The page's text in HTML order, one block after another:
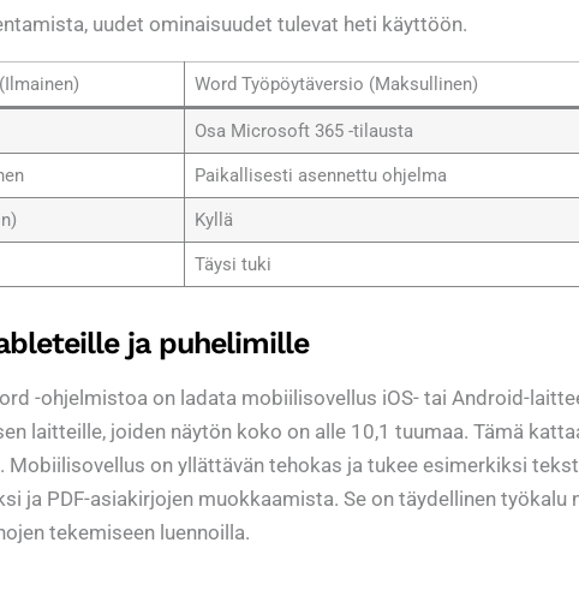
uudet ominaisuudet tulevat heti käyttöön.
Word Työpöytäversio (Maksullinen)
Osa Microsoft 365 -tilausta
Paikallisesti asennettu ohjelma
Kyllä
Täysi tuki
ja puhelimille
-ohjelmistoa on ladata mobiilisovellus iOS- tai Android-
laitteille, joiden näytön koko on alle 10,1 tuumaa. Tämä
on yllättävän tehokas ja tukee esimerkiksi
ja PDF-asiakirjojen muokkaamista. Se on täydellinen työkalu
tekemiseen luennoilla.